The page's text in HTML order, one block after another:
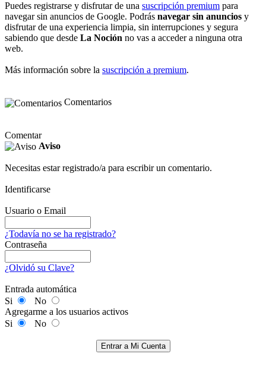
Puedes registrarse y disfrutar de una suscripción premium para
navegar sin anuncios de Google. Podrás navegar sin anuncios y
disfrutar de una experiencia limpia, sin interrupciones y segura
sabiendo que desde La Noción no vas a acceder a ninguna otra
web.
Más información sobre la suscripción a premium.
Comentarios
Comentar
Aviso
Necesitas estar registrado/a para escribir un comentario.
Identificarse
Usuario o Email
¿Todavía no se ha registrado?
Contraseña
¿Olvidó su Clave?
Entrada automática
Si
No
Agregarme a los usuarios activos
Si
No
Entrar a Mi Cuenta